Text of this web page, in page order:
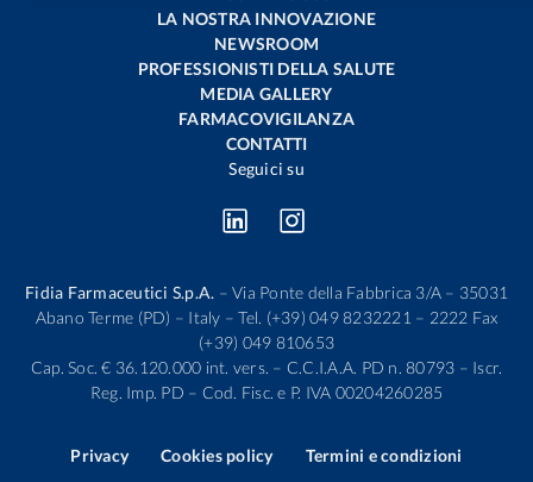
LA NOSTRA INNOVAZIONE
NEWSROOM
PROFESSIONISTI DELLA SALUTE
MEDIA GALLERY
FARMACOVIGILANZA
CONTATTI
Seguici su
Fidia Farmaceutici S.p.A. – Via Ponte della Fabbrica 3/A – 35031
Abano Terme (PD) – Italy – Tel. (+39) 049 8232221 – 2222 Fax
(+39) 049 810653
Cap. Soc. € 36.120.000 int. vers. – C.C.I.A.A. PD n. 80793 – Iscr.
Reg. Imp. PD – Cod. Fisc. e P. IVA 00204260285
Privacy Cookies policy Termini e condizioni